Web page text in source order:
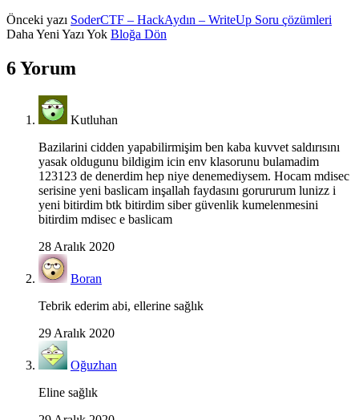
Önceki yazı SoderCTF – HackAydın – WriteUp Soru çözümleri
Daha Yeni Yazı Yok Bloğa Dön
6 Yorum
Kutluhan
Bazilarini cidden yapabilirmişim ben kaba kuvvet saldırısını
yasak oldugunu bildigim icin env klasorunu bulamadim
123123 de denerdim hep niye denemediysem. Hocam mdisec
serisine yeni baslicam inşallah faydasını gorururum lunizz i
yeni bitirdim btk bitirdim siber güvenlik kumelenmesini
bitirdim mdisec e baslicam
28 Aralık 2020
Boran
Tebrik ederim abi, ellerine sağlık
29 Aralık 2020
Oğuzhan
Eline sağlık